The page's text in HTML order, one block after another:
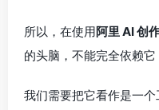
所以，在使用阿里 AI 创
的头脑，不能完全依赖它
我们需要把它看作是一